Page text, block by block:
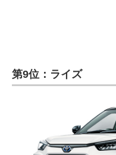
第9位：ライズ